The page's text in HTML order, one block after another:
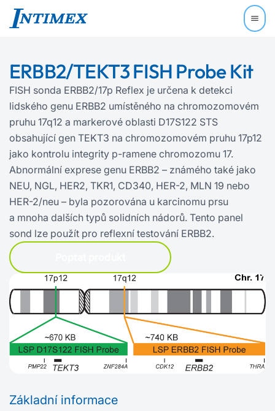
ERBB2/TEKT3 FISH Probe Kit
FISH sonda ERBB2/17p Reflex je určena k detekci
lidského genu ERBB2 umístěného na chromozomovém
pruhu 17q12 a markerové oblasti D17S122 STS
obsahující gen TEKT3 na chromozomovém pruhu 17p12
jako kontrolu integrity p‍-‍ramene chromozomu 17.
Abnormální exprese genu ERBB2 – známého také jako
NEU, NGL, HER2, TKR1, CD340, HER-2, MLN 19 nebo
HER-2/neu – byla pozorována u karcinomu prsu
a mnoha dalších typů solidních nádorů. Tento panel
sond lze použít pro reflexní testování ERBB2.
Základní informace